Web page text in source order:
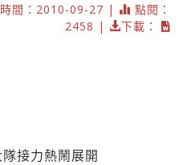
間：2010-09-27 |
點閱：
2458 |
下載：
接力熱鬧展開